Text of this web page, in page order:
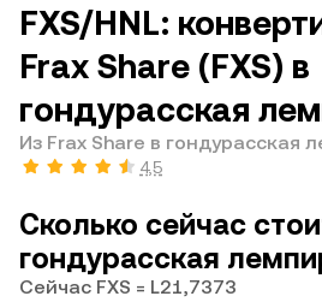
FXS/HNL:
Frax Share (FXS) в
гондурасская
Из Frax Share в гондурасская
4,5
Сколько сейчас
гондурасская
Сейчас FXS = L21,7373